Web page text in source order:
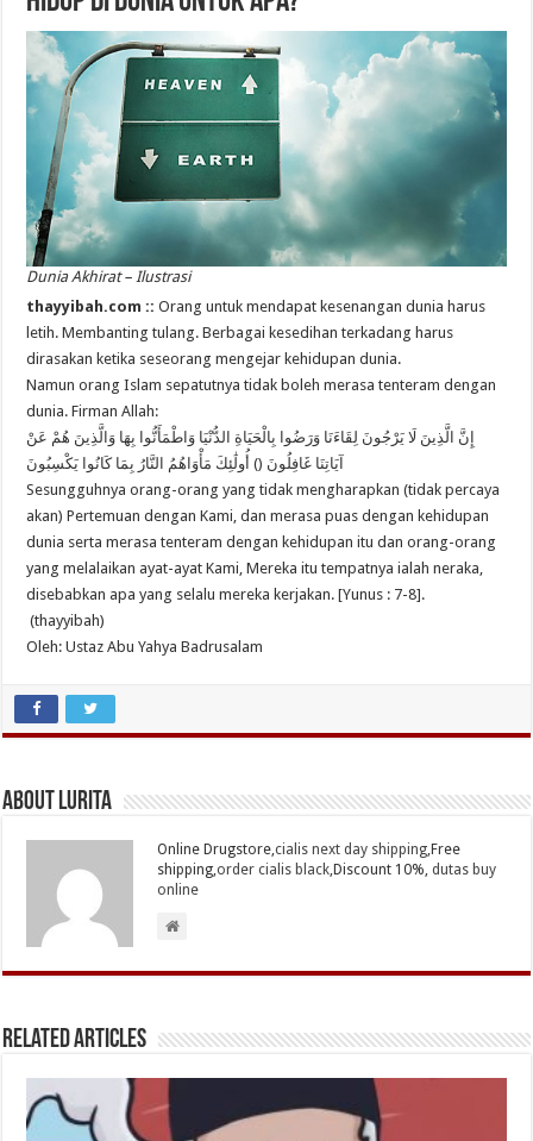
Dunia Akhirat – Ilustrasi
thayyibah.com ::Orang untuk mendapat kesenangan dunia harus
letih. Membanting tulang. Berbagai kesedihan terkadang harus
dirasakan ketika seseorang mengejar kehidupan dunia.
Namun orang Islam sepatutnya tidak boleh merasa tenteram dengan
dunia. Firman Allah:
إِنَّ الَّذِينَ لَا يَرْجُونَ لِقَاءَنَا وَرَضُوا بِالْحَيَاةِ الدُّنْيَا وَاطْمَأَنُّوا بِهَا وَالَّذِينَ هُمْ عَنْ
آيَاتِنَا غَافِلُونَ () أُولَٰئِكَ مَأْوَاهُمُ النَّارُ بِمَا كَانُوا يَكْسِبُونَ
Sesungguhnya orang-orang yang tidak mengharapkan (tidak percaya
akan) Pertemuan dengan Kami, dan merasa puas dengan kehidupan
dunia serta merasa tenteram dengan kehidupan itu dan orang-orang
yang melalaikan ayat-ayat Kami, Mereka itu tempatnya ialah neraka,
disebabkan apa yang selalu mereka kerjakan. [Yunus : 7-8].
(thayyibah)
Oleh: Ustaz Abu Yahya Badrusalam
About Lurita
Online Drugstore,cialis next day shipping,Free
shipping,order cialis black,Discount 10%,dutas buy
online
Related Articles